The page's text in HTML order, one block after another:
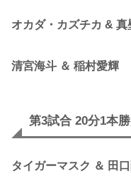
オカダ・カズチカ & 真
清宮海斗 ＆ 稲村愛輝
第3試合 20分1本
タイガーマスク ＆ 田